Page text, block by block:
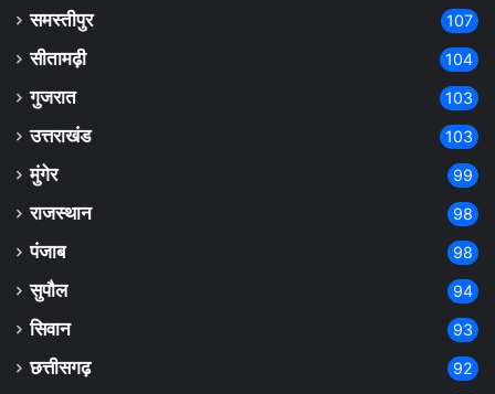
समस्तीपुर 107
सीतामढ़ी 104
गुजरात 103
उत्तराखंड 103
मुंगेर 99
राजस्थान 98
पंजाब 98
सुपौल 94
सिवान 93
छत्तीसगढ़ 92